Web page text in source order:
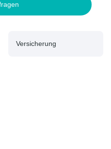
Versicherung